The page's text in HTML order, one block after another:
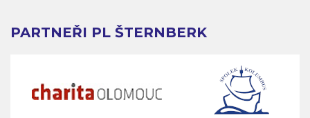
PARTNEŘI PL ŠTERNBERK